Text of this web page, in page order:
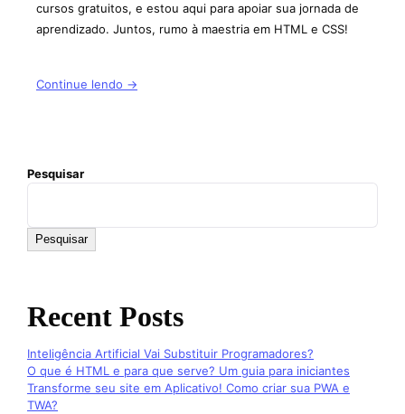
cursos gratuitos, e estou aqui para apoiar sua jornada de
aprendizado. Juntos, rumo à maestria em HTML e CSS!
Continue lendo →
Pesquisar
Pesquisar
Recent Posts
Inteligência Artificial Vai Substituir Programadores?
O que é HTML e para que serve? Um guia para iniciantes
Transforme seu site em Aplicativo! Como criar sua PWA e
TWA?